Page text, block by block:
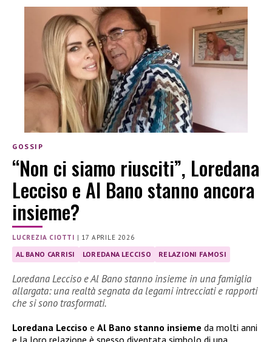
GOSSIP
“Non ci siamo riusciti”, Loredana
Lecciso e Al Bano stanno ancora
insieme?
LUCREZIA CIOTTI | 17 APRILE 2026
AL BANO CARRISI LOREDANA LECCISO RELAZIONI FAMOSI
Loredana Lecciso e Al Bano stanno insieme in una famiglia
allargata: una realtà segnata da legami intrecciati e rapporti
che si sono trasformati.
Loredana Lecciso e Al Bano stanno insieme da molti anni
e la loro relazione è spesso diventata simbolo di una